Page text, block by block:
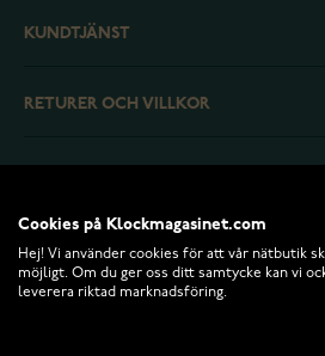
KUNDTJÄNST
RETURER OCH VILLKOR
Cookies på Klockmagasinet.com
Hej! Vi använder cookies för att vår nätbutik
möjligt. Om du ger oss ditt samtycke kan vi
leverera riktad marknadsföring.